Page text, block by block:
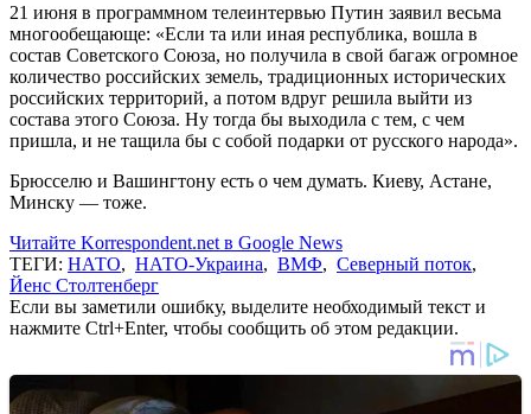
21 июня в программном телеинтервью Путин заявил весьма
многообещающе: «Если та или иная республика, вошла в
состав Советского Союза, но получила в свой багаж огромное
количество российских земель, традиционных исторических
российских территорий, а потом вдруг решила выйти из
состава этого Союза. Ну тогда бы выходила с тем, с чем
пришла, и не тащила бы с собой подарки от русского народа».
Брюсселю и Вашингтону есть о чем думать. Киеву, Астане,
Минску — тоже.
Читайте Korrespondent.net в Google News
ТЕГИ: НАТО, НАТО-Украина, ВМФ, Северный поток,
Йенс Столтенберг
Если вы заметили ошибку, выделите необходимый текст и
нажмите Ctrl+Enter, чтобы сообщить об этом редакции.